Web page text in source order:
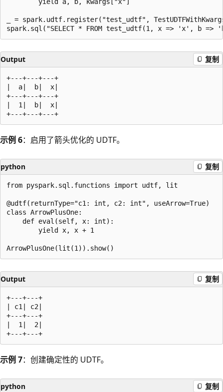
_ = spark.udtf.register("test_udtf",
Output 复制
+---+---+---+
|  a|  b|  x|
+---+---+---+
|  1|  b|  x|
示例 6：启用了箭头优化的 UDTF。
python 复制
from pyspark.sql.functions import udtf, lit
@udtf(returnType="c1: int, c2: int", useArrow=True)
class ArrowPlusOne:
    def eval(self, x: int):
        yield x, x + 1
Output 复制
+---+---+
| c1| c2|
+---+---+
|  1|  2|
示例 7：创建确定性的 UDTF。
python 复制